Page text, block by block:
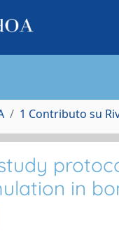
1 Contributo su
in